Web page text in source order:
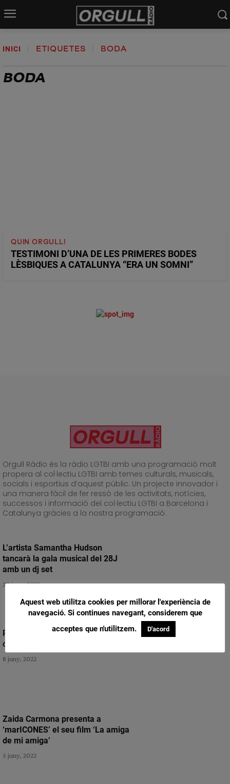
INICI ETIQUETES BODA
BODA
QUIN ORGULL!
TESTIMONI D’UNA DE LES PRIMERES BODES
LÈSBIQUES A CATALUNYA “ERA UN SOMNI”
Orgull Ràdio és la ràdio LGTBI amb una programació molt
propera al col·lectiu LGTBI amb temes culturals, musicals,
socials i esportius d’aquest públic. Un projecte innovador i
una manera fàcil de fer ressò de les activitats, notícies,
successos i informació del col·lectiu LGTBI a Barcelona i
Catalunya gràcies a la nostra programació.
L’artista Samantha Hudson
tancarà la gala musical del 28J
amb un dj set
20 juny, 2022
Review Drag Race 02X11 – La
corona
8 juny, 2022
Zaida Carmona presenta a
‘marICONES’ el seu film ‘La amiga
de mi amiga’
5 juny, 2022
Aquest web utilitza cookies per millorar l'experiència de
navegació. Si continues navegant, considerem que
acceptes que n'utilitzem.
D'acord